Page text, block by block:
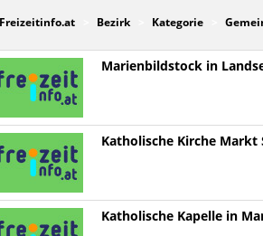
Freizeitinfo.at Bezirk Kategorie
Marienbildstock in
Katholische Kirche Markt
Katholische Kapelle in